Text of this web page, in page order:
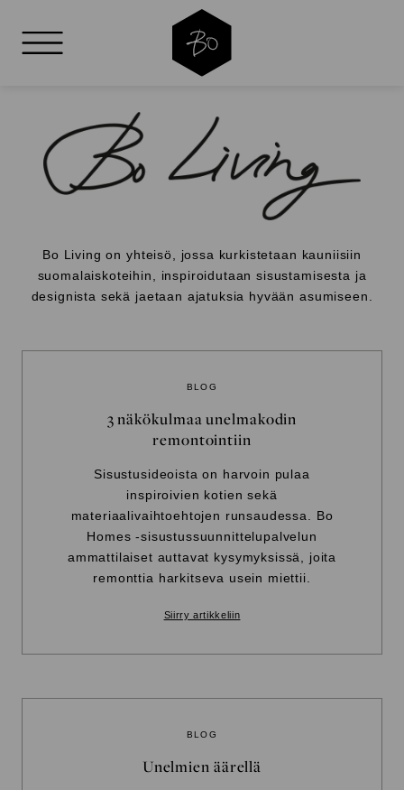
AVAA VALIKKO
BO
LIVING
Bo Living on yhteisö, jossa kurkistetaan kauniisiin
suomalaiskoteihin, inspiroidutaan sisustamisesta ja
designista sekä jaetaan ajatuksia hyvään asumiseen.
BLOG
3 näkökulmaa unelmakodin
remontointiin
Sisustusideoista on harvoin pulaa
inspiroivien kotien sekä
materiaalivaihtoehtojen runsaudessa. Bo
Homes -sisustussuunnittelupalvelun
ammattilaiset auttavat kysymyksissä, joita
remonttia harkitseva usein miettii.
Siirry artikkeliin
BLOG
Unelmien äärellä